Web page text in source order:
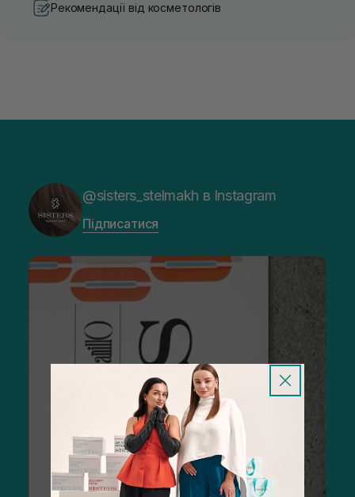
Рекомендації від косметологів
@sisters_stelmakh в Instagram
Підписатися